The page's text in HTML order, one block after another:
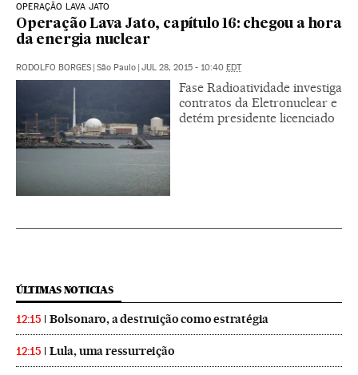
OPERAÇÃO LAVA JATO
Operação Lava Jato, capítulo 16: chegou a hora
da energia nuclear
RODOLFO BORGES | São Paulo | JUL 28, 2015 - 10:40 EDT
Fase Radioatividade investiga
contratos da Eletronuclear e
detém presidente licenciado
ÚLTIMAS NOTICIAS
12:15 Bolsonaro, a destruição como estratégia
12:15 Lula, uma ressurreição